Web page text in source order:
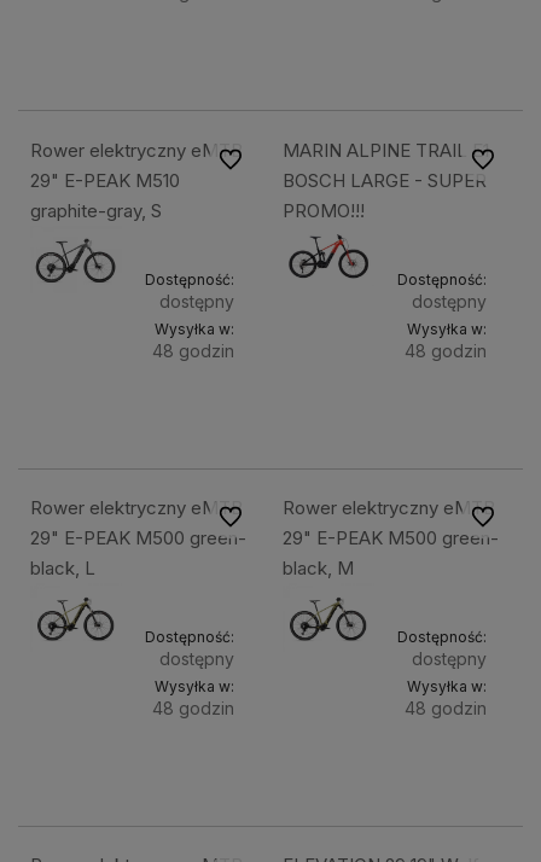
Rower elektryczny eMTB
29" E-PEAK M510
graphite-gray, S
Dostępność:
dostępny
Wysyłka w:
48 godzin
Do ulubionychMARIN ALPINE TRAIL E1
BOSCH LARGE - SUPER
PROMO!!!
Dostępność:
dostępny
Wysyłka w:
48 godzin
Do
Rower elektryczny eMTB
29" E-PEAK M500 green-
black, L
Dostępność:
dostępny
Wysyłka w:
48 godzin
Do ulubionychRower elektryczny eMTB
29" E-PEAK M500 green-
black, M
Dostępność:
dostępny
Wysyłka w:
48 godzin
Do